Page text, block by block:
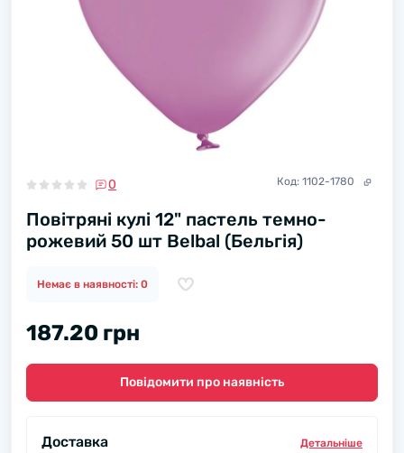
0 Код: 1102-1780
Повітряні кулі 12" пастель темно-
рожевий 50 шт Belbal (Бельгія)
Немає в наявності: 0
187.20 грн
Повідомити про наявність
Доставка Детальнiше